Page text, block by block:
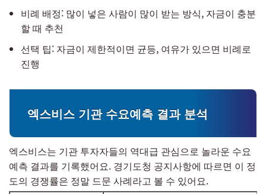
비례 배정: 많이 넣은 사람이 많이 받는 방식, 자금이 충분
할 때 추천
선택 팁: 자금이 제한적이면 균등, 여유가 있으면 비례로
진행
엑스비스 기관 수요예측 결과 분석
엑스비스는 기관 투자자들의 역대급 관심으로 놀라운 수요
예측 결과를 기록했어요. 경기도청 공지사항에 따르면 이 정
도의 경쟁률은 정말 드문 사례라고 볼 수 있어요.